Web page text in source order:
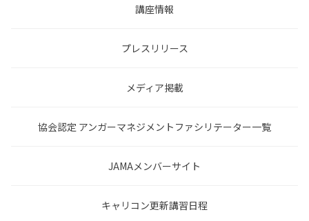
講座情報
プレスリリース
メディア掲載
協会認定 アンガーマネジメントファシリテーター一覧
JAMAメンバーサイト
キャリコン更新講習日程